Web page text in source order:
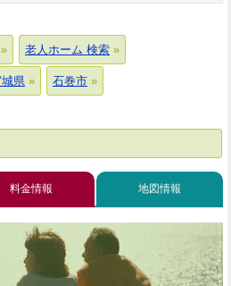
老人ホーム 検索
県 石巻市
料金情報 地図情報